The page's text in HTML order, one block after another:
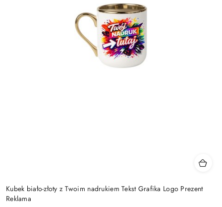
Kubek biało-złoty z Twoim nadrukiem Tekst Grafika Logo Prezent
Reklama